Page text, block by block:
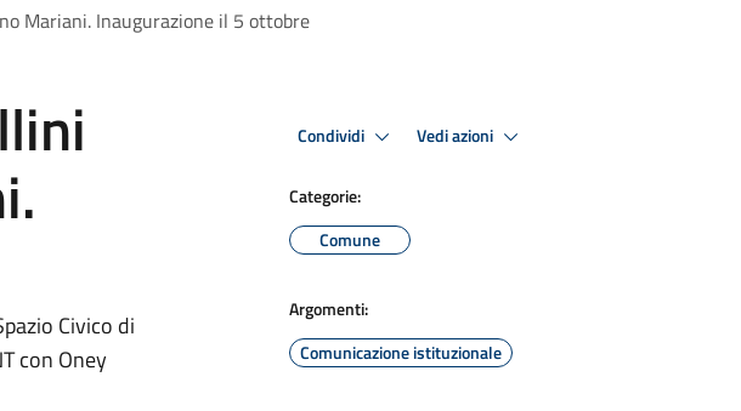
Mariani. Inaugurazione il 5 ottobre
Civico di
con Oney
Condividi Vedi azioni
Categorie:
Comune
Argomenti:
Comunicazione istituzionale